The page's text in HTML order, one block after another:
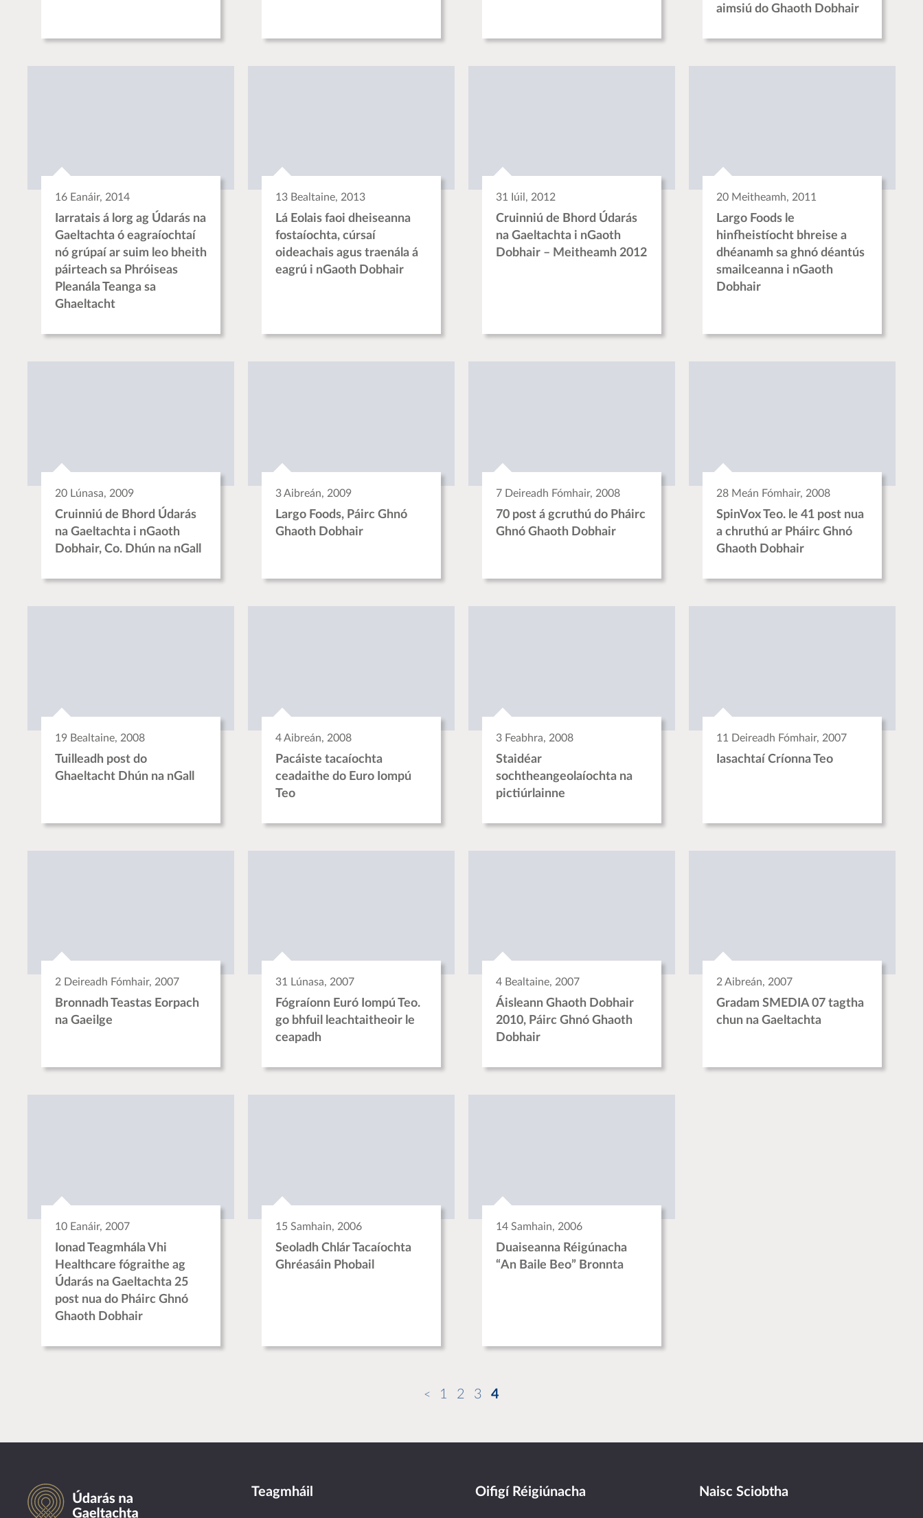
aimsiú do Ghaoth Dobhair
16 Eanáir, 2014
Iarratais á lorg ag Údarás na
Gaeltachta ó eagraíochtaí
nó grúpaí ar suim leo bheith
páirteach sa Phróiseas
Pleanála Teanga sa
Ghaeltacht
13 Bealtaine, 2013
Lá Eolais faoi dheiseanna
fostaíochta, cúrsaí
oideachais agus traenála á
eagrú i nGaoth Dobhair
31 Iúil, 2012
Cruinniú de Bhord Údarás
na Gaeltachta i nGaoth
Dobhair – Meitheamh 2012
20 Meitheamh, 2011
Largo Foods le
hinfheistíocht bhreise a
dhéanamh sa ghnó déantús
smailceanna i nGaoth
Dobhair
20 Lúnasa, 2009
Cruinniú de Bhord Údarás
na Gaeltachta i nGaoth
Dobhair, Co. Dhún na nGall
3 Aibreán, 2009
Largo Foods, Páirc Ghnó
Ghaoth Dobhair
7 Deireadh Fómhair, 2008
70 post á gcruthú do Pháirc
Ghnó Ghaoth Dobhair
28 Meán Fómhair, 2008
SpinVox Teo. le 41 post nua
a chruthú ar Pháirc Ghnó
Ghaoth Dobhair
19 Bealtaine, 2008
Tuilleadh post do
Ghaeltacht Dhún na nGall
4 Aibreán, 2008
Pacáiste tacaíochta
ceadaithe do Euro Iompú
Teo
3 Feabhra, 2008
Staidéar
sochtheangeolaíochta na
pictiúrlainne
11 Deireadh Fómhair, 2007
Iasachtaí Críonna Teo
2 Deireadh Fómhair, 2007
Bronnadh Teastas Eorpach
na Gaeilge
31 Lúnasa, 2007
Fógraíonn Euró Iompú Teo.
go bhfuil leachtaitheoir le
ceapadh
4 Bealtaine, 2007
Áisleann Ghaoth Dobhair
2010, Páirc Ghnó Ghaoth
Dobhair
2 Aibreán, 2007
Gradam SMEDIA 07 tagtha
chun na Gaeltachta
10 Eanáir, 2007
Ionad Teagmhála Vhi
Healthcare fógraithe ag
Údarás na Gaeltachta 25
post nua do Pháirc Ghnó
Ghaoth Dobhair
15 Samhain, 2006
Seoladh Chlár Tacaíochta
Ghréasáin Phobail
14 Samhain, 2006
Duaiseanna Réigúnacha
“An Baile Beo” Bronnta
1 2 3 4
Údarás na Gaeltachta Teagmháil Oifigí Réigiúnacha Naisc Sciobtha